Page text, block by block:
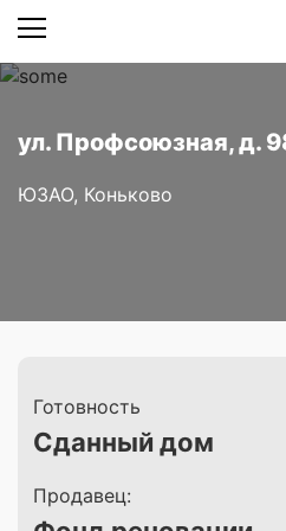
ул. Профсоюзная, д.
ЮЗАО, Коньково
Готовность
Сданный дом
Продавец: